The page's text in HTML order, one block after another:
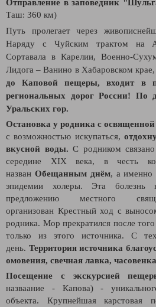
Отправление в заповедник
Таш: 360 км)
Путь пролегает через
Наряду с Чуйским трактом на
Сортавала в Карелии, Военно-
Лидога – Ванино в Хабаровском
до Каповой пещеры, входит в
региональных дорог России! По
Уральских гор.
Остановка уродника с
с возможностью искупаться,
вкусной воды. С родником
середине XIX века, в честь
назван Обещанным днём, а именно
эпидемии холеры. Эта болезнь
предложению местного
организован Крестный ход с
родника. Мор прекратился после
только из этого источника. С
день. Территория источника
омовения, свечная лавка,
Посещение с экскурсией
назваание - Капова)
-
объекта. Крупнейшая